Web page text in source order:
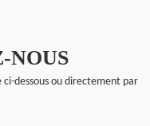
NOUS
dessous ou directement par